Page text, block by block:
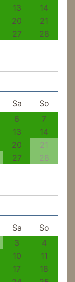
13
14
20
21
27 28
Sa
So
6
7
13
14
20
21
27
28
Sa
So
3
4
10
11
17
18